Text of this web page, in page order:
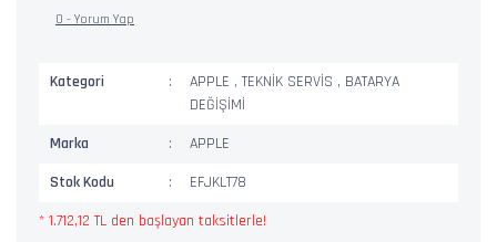
0 - Yorum Yap
Kategori APPLE ,TEKNİK SERVİS , BATARYA
DEĞİŞİMİ
Marka
APPLE
Stok Kodu
EFJKLT78
* 1.712,12 TL den başlayan taksitlerle!